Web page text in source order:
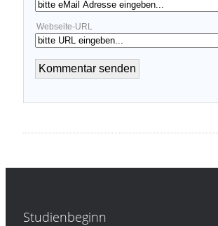
Webseite-URL
Studienbeginn